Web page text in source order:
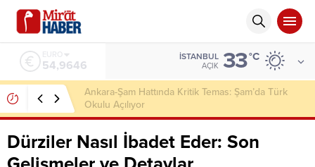
6.488,95
İSTANBUL
AÇIK 33°C
İCRA DOSYALARI HIZLA ARTIYOR
Dürziler Nasıl İbadet Eder: Son